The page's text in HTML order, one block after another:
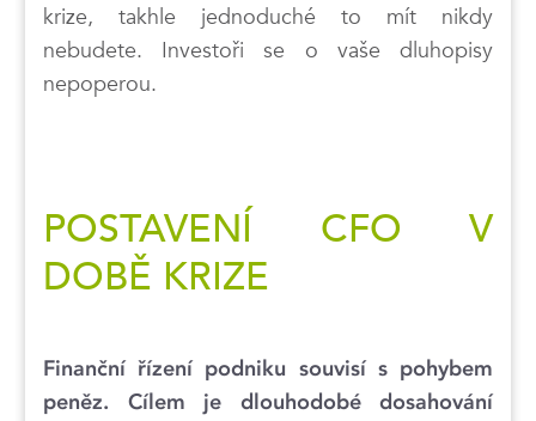
krize, takhle jednoduché to mít nikdy
nebudete. Investoři se o vaše dluhopisy
nepoperou.
POSTAVENÍ CFO V
DOBĚ KRIZE
Finanční řízení podniku souvisí s pohybem
peněz. Cílem je dlouhodobé dosahování